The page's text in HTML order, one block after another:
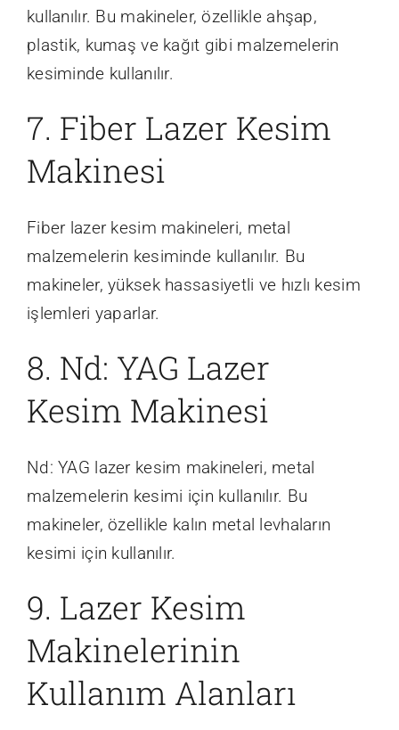
kullanılır. Bu makineler, özellikle ahşap,
plastik, kumaş ve kağıt gibi malzemelerin
kesiminde kullanılır.
7. Fiber Lazer Kesim
Makinesi
Fiber lazer kesim makineleri, metal
malzemelerin kesiminde kullanılır. Bu
makineler, yüksek hassasiyetli ve hızlı kesim
işlemleri yaparlar.
8. Nd: YAG Lazer
Kesim Makinesi
Nd: YAG lazer kesim makineleri, metal
malzemelerin kesimi için kullanılır. Bu
makineler, özellikle kalın metal levhaların
kesimi için kullanılır.
9. Lazer Kesim
Makinelerinin
Kullanım Alanları